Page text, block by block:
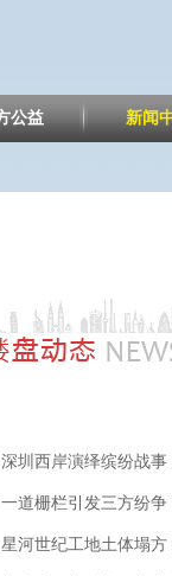
公益 新闻
深圳西岸演绎缤纷战事
一道栅栏引发三方纷争
星河世纪工地土体塌方